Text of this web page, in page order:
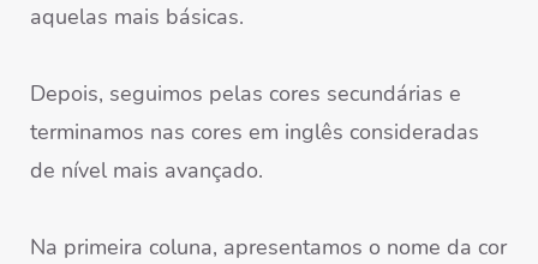
aquelas mais básicas.
Depois, seguimos pelas cores secundárias e
terminamos nas cores em inglês consideradas
de nível mais avançado.
Na primeira coluna, apresentamos o nome da cor